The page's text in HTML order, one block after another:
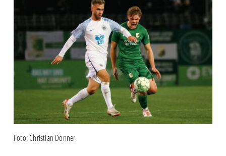
Foto: Christian Donner